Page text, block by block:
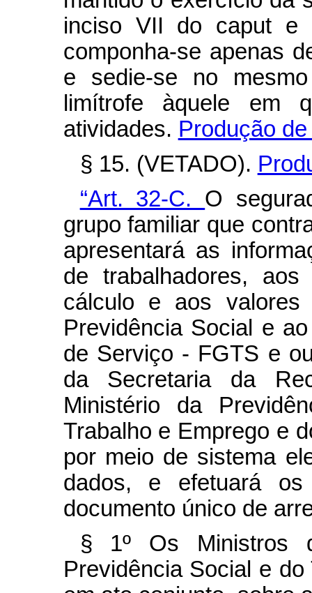
inciso VII do caput e
componha-se apenas
e sedie-se no
limítrofe àquele em
atividades. Produção
§ 15. (VETADO).
“Art. 32-C. O
grupo familiar que
apresentará as
de trabalhadores,
cálculo e aos valores
Previdência Social e
de Serviço - FGTS e
da Secretaria da
Ministério da
Trabalho e Emprego e
por meio de sistema
dados, e efetuará
documento único de
§ 1º Os Ministros
Previdência Social e